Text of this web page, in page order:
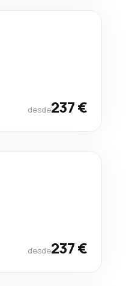
desde237 €
desde237 €